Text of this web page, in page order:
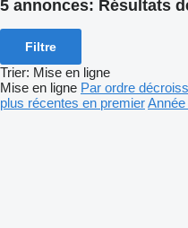
5 annonces: Résultats
Filtre
Trier: Mise en ligne
Mise en ligne Par ordre
plus récentes en premier